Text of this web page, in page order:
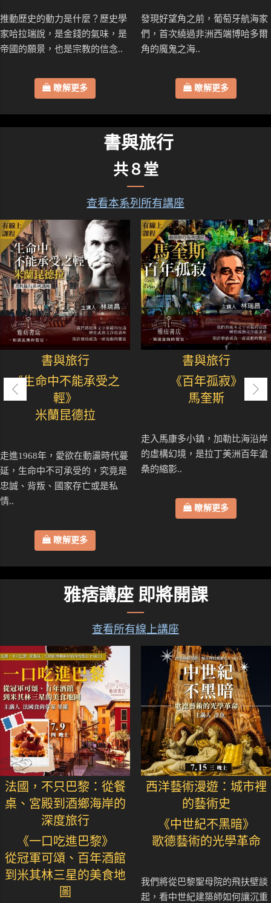
推動歷史的動力是什麼？歷史學
家哈拉瑞說，是金錢的氣味，是
帝國的願景，也是宗教的信念..
瞭解更多
發現好望角之前，葡萄牙航海家
們，首次繞過非洲西端博哈多爾
角的魔鬼之海..
瞭解更多
書與旅行
共８堂
查看本系列所有講座
書與旅行
《生命中不能承受之
輕》
米蘭昆德拉
走進1968年，愛欲在動盪時代蔓
延，生命中不可承受的，究竟是
忠誠、背叛、國家存亡或是私
情..
瞭解更多
書與旅行
《百年孤寂》
馬奎斯
走入馬康多小鎮，加勒比海沿岸
的虛構幻境，是拉丁美洲百年滄
桑的縮影..
瞭解更多
雅痞講座 即將開課
查看所有線上講座
法國，不只巴黎：從餐
桌、宮殿到酒鄉海岸的
深度旅行
《一口吃進巴黎》
從冠軍可頌、百年酒館
到米其林三星的美食地
圖
西洋藝術漫遊：城市裡
的藝術史
《中世紀不黑暗》
歌德藝術的光學革命
我們將從巴黎聖母院的飛扶壁談
起，看中世紀建築師如何讓沉重